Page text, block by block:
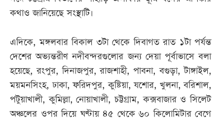
কথাও জানিয়েছে সংস্থাটি।
এদিকে, মঙ্গলবার বিকাল ৩টা থেকে দিবাগত রাত ১টা পর্যন্ত
দেশের অভ্যন্তরীণ নদীবন্দরগুলোর জন্য দেয়া পূর্বাভাসে বলা
হয়েছে, রংপুর, দিনাজপুর, রাজশাহী, পাবনা, বগুড়া, টাঙ্গাইল,
ময়মনসিংহ, ঢাকা, ফরিদপুর, কুষ্টিয়া, যশোর, খুলনা, বরিশাল,
পটুয়াখালী, কুমিল্লা, নোয়াখালী, চট্টগ্রাম, কক্সবাজার ও সিলেট
অঞ্চলের ওপর দিয়ে ঘণ্টায় ৪৫ থেকে ৬০ কিলোমিটার বেগে